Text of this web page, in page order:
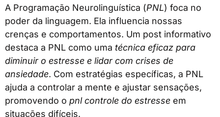
A Programação Neurolinguística (PNL) foca no
poder da linguagem. Ela influencia nossas
crenças e comportamentos. Um post informativo
destaca a PNL como uma técnica eficaz para
diminuir o estresse e lidar com crises de
ansiedade. Com estratégias específicas, a PNL
ajuda a controlar a mente e ajustar sensações,
promovendo o pnl controle do estresse em
situações difíceis.